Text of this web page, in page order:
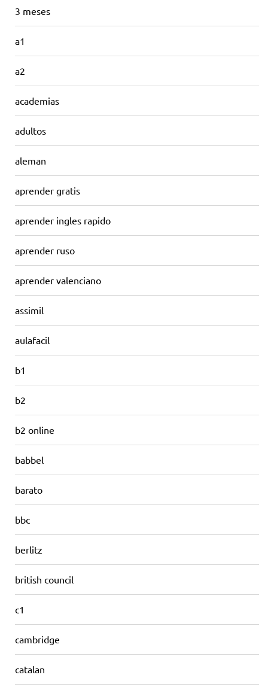
3 meses
a1
a2
academias
adultos
aleman
aprender gratis
aprender ingles rapido
aprender ruso
aprender valenciano
assimil
aulafacil
b1
b2
b2 online
babbel
barato
bbc
berlitz
british council
c1
cambridge
catalan